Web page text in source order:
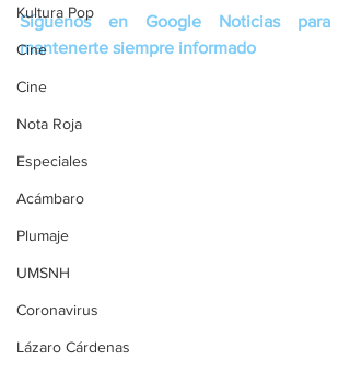
Kultura Pop
Cine
Cine
Nota Roja
Especiales
Acámbaro
Plumaje
UMSNH
Coronavirus
Lázaro Cárdenas
Síguenos en Google Noticias para
mantenerte siempre informado